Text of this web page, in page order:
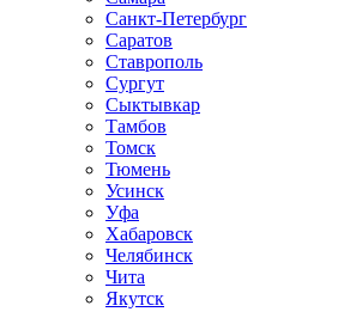
Санкт-Петербург
Саратов
Ставрополь
Сургут
Сыктывкар
Тамбов
Томск
Тюмень
Усинск
Уфа
Хабаровск
Челябинск
Чита
Якутск